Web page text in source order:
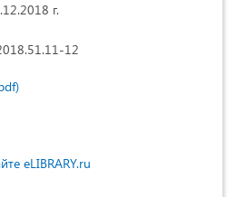
г.
12
eLIBRARY.ru